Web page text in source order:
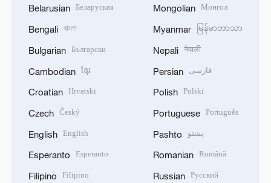
Belarusian Беларуская
Bengali বাংলা
Bulgarian Български
Cambodian ខ្មែរ
Croatian Hrvatski
Czech Český
English English
Esperanto Esperanto
Filipino Filipino
Mongolian Монгол
Myanmar မြန်မာဘာသာ
Nepali नेपाली
Persian فارسی
Polish Polski
Portuguese Português
Pashto پښتو
Romanian Română
Russian Русский